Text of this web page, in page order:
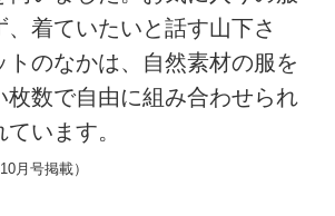
、着ていたいと話す山下さ
トのなかは、自然素材の服を
枚数で自由に組み合わせられ
います。
月号掲載）